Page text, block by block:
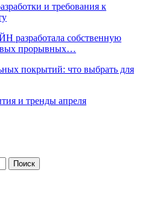
и требования к
собственную
прорывных…
покрытий: что выбрать для
и тренды апреля